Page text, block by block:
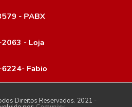
- PABX
- Loja
Fabio
Direitos Reservados. 2021 -